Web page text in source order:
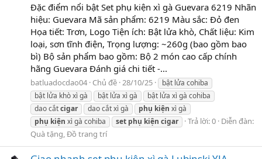
Đặc điểm nổi bật Set phụ kiện xì gà Guevara 6219 Nhãn
hiệu: Guevara Mã sản phẩm: 6219 Màu sắc: Đỏ đen
Họa tiết: Trơn, Logo Tiện ích: Bật lửa khò, Chất liệu: Kim
loại, sơn tĩnh điện, Trọng lượng: ~260g (bao gồm bao
bì) Bộ sản phẩm bao gồm: Bộ 2 món cao cấp chính
hãng Guevara Đánh giá chi tiết -...
batluadocdao04 Chủ đề 28/10/25
bật lửa cohiba
bật lửa khò xì gà
bật lửa xì gà
bật lửa xì gà cohiba
dao cắtcigar dao cắt xì gà phụ kiện xì gà
phụ kiện xì gà cohiba set phụ kiện cigar Trả lời: 0 Diễn đàn:
Quà tặng, Đồ trang trí